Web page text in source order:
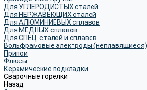
Для УГЛЕРОДИСТЫХ сталей
Для НЕРЖАВЕЮЩИХ сталей
Для АЛЮМИНИЕВЫХ сплавов
Для МЕДНЫХ сплавов
Для СПЕЦ. сталей и сплавов
Вольфрамовые электроды (неплавящиеся)
Припои
Флюсы
Керамические подкладки
Сварочные горелки
Назад